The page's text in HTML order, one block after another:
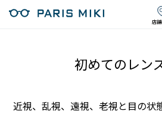
店
初めてのレン
近視、乱視、遠視、老視と目の状